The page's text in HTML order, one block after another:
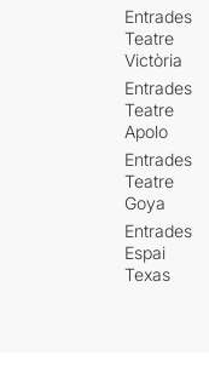
Entrades
Teatre
Victòria
Entrades
Teatre
Apolo
Entrades
Teatre
Goya
Entrades
Espai
Texas